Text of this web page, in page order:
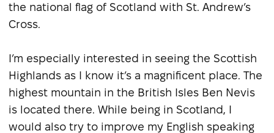
the national flag of Scotland with St. Andrew’s
Cross.
I’m especially interested in seeing the Scottish
Highlands as I know it’s a magnificent place. The
highest mountain in the British Isles Ben Nevis
is located there. While being in Scotland, I
would also try to improve my English speaking